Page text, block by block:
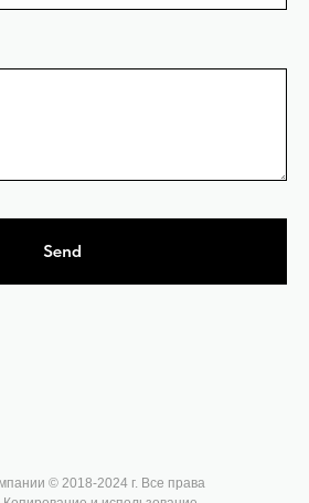
Send
© 2018-2024 г. Все права